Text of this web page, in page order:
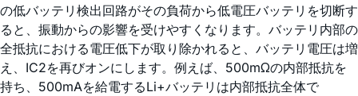
の低バッテリ検出回路がその負荷から低電圧バッテリを切断す
ると、振動からの影響を受けやすくなります。バッテリ内部の
全抵抗における電圧低下が取り除かれると、バッテリ電圧は増
え、IC2を再びオンにします。例えば、500mΩの内部抵抗を
持ち、500mAを給電するLi+バッテリは内部抵抗全体で